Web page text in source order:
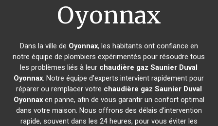
Oyonnax
Dans la ville de Oyonnax, les habitants ont confiance en
notre équipe de plombiers expérimentés pour résoudre tous
les problèmes liés à leur chaudière gaz Saunier Duval
Oyonnax. Notre équipe d'experts intervient rapidement pour
réparer ou remplacer votre chaudière gaz Saunier Duval
Oyonnaxen panne, afin de vous garantir un confort optimal
dans votre maison. Nous offrons des délais d'intervention
rapide, souvent dans les 24 heures, pour vous éviter les